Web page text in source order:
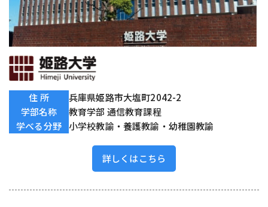
住 所
兵庫県姫路市大塩町2042-2
学部名称
教育学部 通信教育課程
学べる分野 小学校教諭・養護教諭・幼稚園教諭
詳しくはこちら